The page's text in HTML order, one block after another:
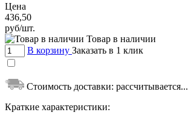
Цена
436,50
руб/шт.
Товар в наличии
В корзину Заказать в 1 клик
Стоимость доставки: рассчитывается...
Краткие характеристики: